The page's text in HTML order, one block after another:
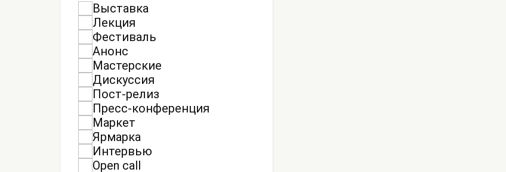
Выставка
Лекция
Фестиваль
Анонс
Мастерские
Дискуссия
Пост-релиз
Пресс-конференция
Маркет
Ярмарка
Интервью
Open call